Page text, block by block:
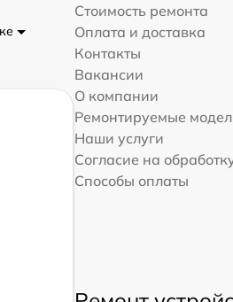
Стоимость ремонта
Оплата и доставка
Контакты
Вакансии
О компании
Ремонтируемые
Наши услуги
Согласие на
Способы оплаты